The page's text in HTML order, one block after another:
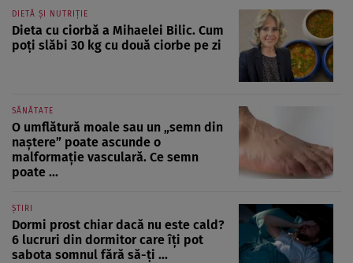
DIETĂ ȘI NUTRIȚIE
Dieta cu ciorbă a Mihaelei Bilic. Cum
poți slăbi 30 kg cu două ciorbe pe zi
SĂNĂTATE
O umflătură moale sau un „semn din
naștere” poate ascunde o
malformație vasculară. Ce semn
poate ...
ȘTIRI
Dormi prost chiar dacă nu este cald?
6 lucruri din dormitor care îți pot
sabota somnul fără să-ți ...